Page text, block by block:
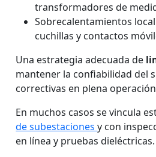
transformadores de
Sobrecalentamientos
cuchillas y contactos
Una estrategia adecuada de
mantener la confiabilidad del
correctivas en plena
En muchos casos se vincula
de subestacionesy con
en línea y pruebas dieléctricas.